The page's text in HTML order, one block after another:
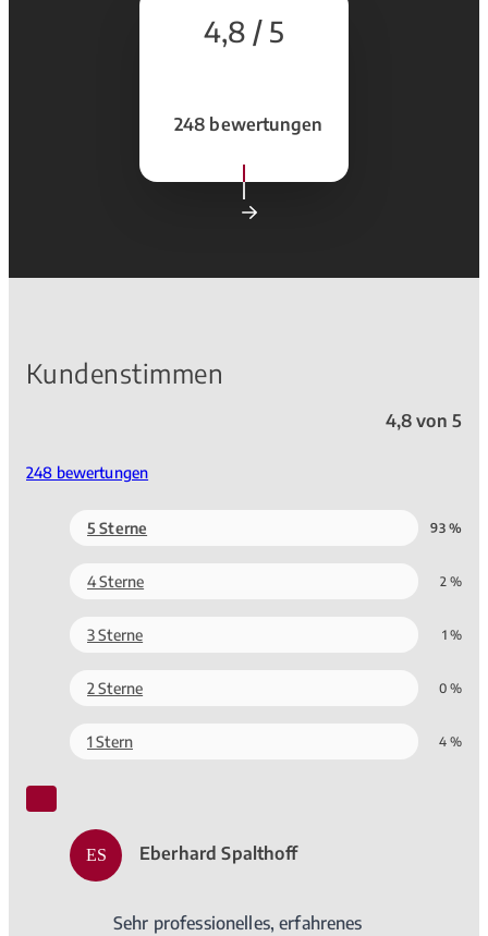
4,8 / 5
248 bewertungen
Kundenstimmen
4,8 von 5
248 bewertungen
5 Sterne 93 %
4 Sterne 2 %
3 Sterne 1 %
2 Sterne 0 %
1 Stern 4 %
ES Eberhard Spalthoff
Sehr professionelles, erfahrenes